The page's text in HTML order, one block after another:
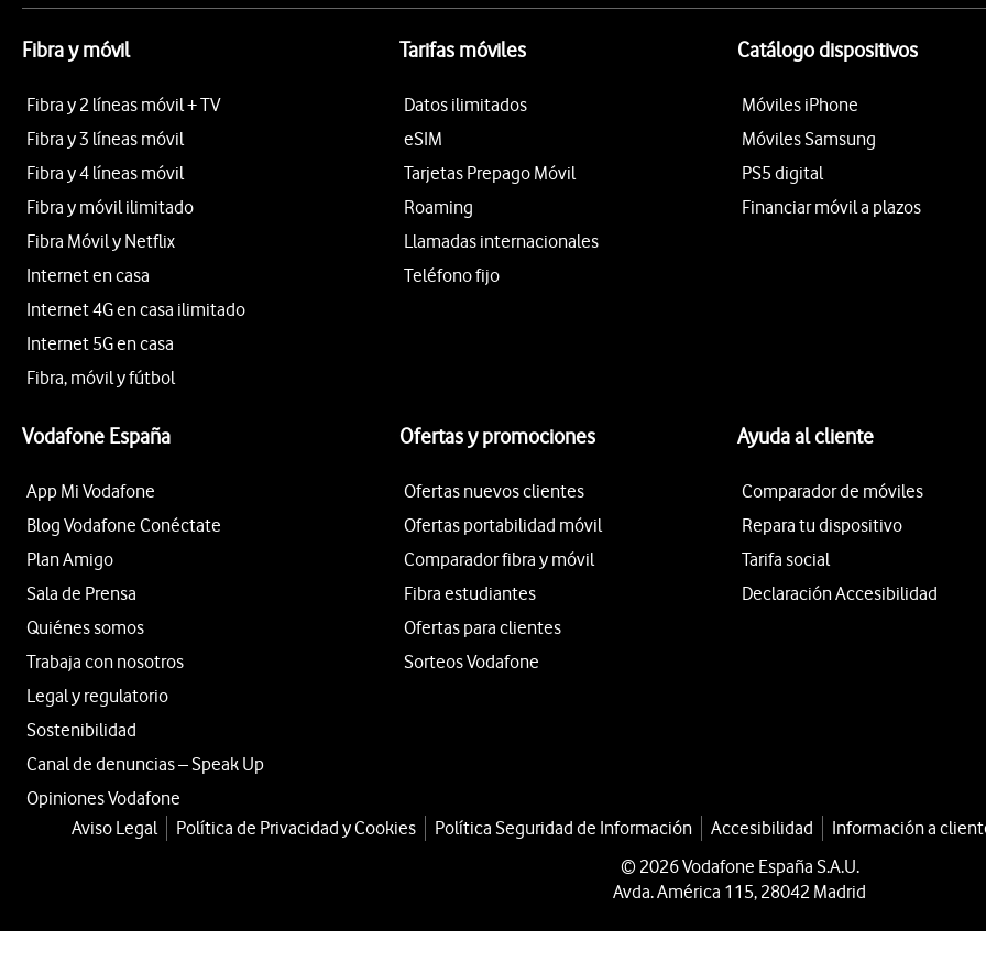
Fibra y móvil
Fibra y 2 líneas móvil + TV
Fibra y 3 líneas móvil
Fibra y 4 líneas móvil
Fibra y móvil ilimitado
Fibra Móvil y Netflix
Internet en casa
Internet 4G en casa ilimitado
Internet 5G en casa
Fibra, móvil y fútbol
Tarifas móviles
Datos ilimitados
eSIM
Tarjetas Prepago Móvil
Roaming
Llamadas internacionales
Teléfono fijo
Catálogo dispositivos
Móviles iPhone
Móviles Samsung
PS5 digital
Financiar móvil a plazos
Vodafone España
App Mi Vodafone
Blog Vodafone Conéctate
Plan Amigo
Sala de Prensa
Quiénes somos
Trabaja con nosotros
Legal y regulatorio
Sostenibilidad
Canal de denuncias – Speak Up
Opiniones Vodafone
Ofertas y promociones
Ofertas nuevos clientes
Ofertas portabilidad móvil
Comparador fibra y móvil
Fibra estudiantes
Ofertas para clientes
Sorteos Vodafone
Ayuda al cliente
Comparador de móviles
Repara tu dispositivo
Tarifa social
Declaración Accesibilidad
Aviso Legal Política de Privacidad y Cookies Política Seguridad de Información Accesibilidad
Información a
© 2026 Vodafone España S.A.U.
Avda. América 115, 28042 Madrid